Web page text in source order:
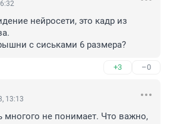
нейросети, это кадр из
с сиськами 6 размера?
+3 –0
13:13
многого не понимает. Что важно,